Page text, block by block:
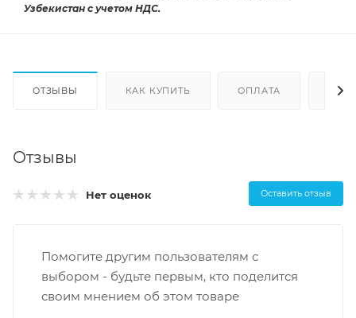
Узбекистан с учетом НДС.
ОТЗЫВЫ КАК КУПИТЬ ОПЛАТА
Отзывы
Нет оценок Оставить отзыв
Помогите другим пользователям с
выбором - будьте первым, кто поделится
своим мнением об этом товаре